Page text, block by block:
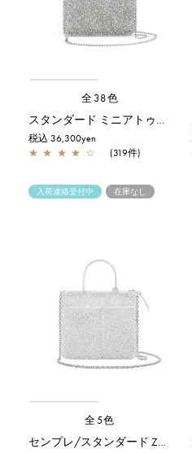
全38色
スタンダード ミニアトゥーラ/シルバー
税込 36,300yen
★ ★ ★ ★ ☆ (319件)
入荷連絡受付中 在庫なし
全5色
センプレ/スタンダード Z/シルバー